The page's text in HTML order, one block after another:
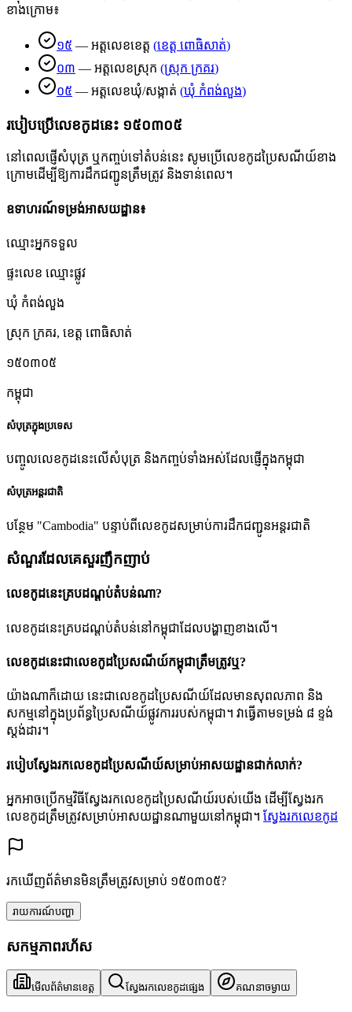
ខាងក្រោម៖
១៥ — អត្តលេខខេត្ត (ខេត្ត ពោធិសាត់)
០៣ — អត្តលេខស្រុក (ស្រុក ក្រគរ)
០៥ — អត្តលេខឃុំ/សង្កាត់ (ឃុំ កំពង់លួង)
របៀបប្រើលេខកូដនេះ ១៥០៣០៥
នៅពេលផ្ញើសំបុត្រ ឬកញ្ចប់ទៅតំបន់នេះ សូមប្រើលេខកូដប្រៃសណីយ៍ខាង
ក្រោមដើម្បីឱ្យការដឹកជញ្ជូនត្រឹមត្រូវ និងទាន់ពេល។
ឧទាហរណ៍ទម្រង់អាសយដ្ឋាន៖
ឈ្មោះអ្នកទទួល
ផ្ទះលេខ ឈ្មោះផ្លូវ
ឃុំ កំពង់លួង
ស្រុក ក្រគរ, ខេត្ត ពោធិសាត់
១៥០៣០៥
កម្ពុជា
សំបុត្រក្នុងប្រទេស
បញ្ចូលលេខកូដនេះលើសំបុត្រ និងកញ្ចប់ទាំងអស់ដែលផ្ញើក្នុងកម្ពុជា
សំបុត្រអន្តរជាតិ
បន្ថែម "Cambodia" បន្ទាប់ពីលេខកូដសម្រាប់ការដឹកជញ្ជូនអន្តរជាតិ
សំណួរដែលគេសួរញឹកញាប់
លេខកូដនេះគ្របដណ្តប់តំបន់ណា?
លេខកូដនេះគ្របដណ្តប់តំបន់នៅកម្ពុជាដែលបង្ហាញខាងលើ។
លេខកូដនេះជាលេខកូដប្រៃសណីយ៍កម្ពុជាត្រឹមត្រូវឬ?
យ៉ាងណាក៏ដោយ នេះជាលេខកូដប្រៃសណីយ៍ដែលមានសុពលភាព និង
សកម្មនៅក្នុងប្រព័ន្ធប្រៃសណីយ៍ផ្លូវការរបស់កម្ពុជា។ វាធ្វើតាមទម្រង់ ៨ ខ្ទង់
ស្តង់ដារ។
របៀបស្វែងរកលេខកូដប្រៃសណីយ៍សម្រាប់អាសយដ្ឋានជាក់លាក់?
អ្នកអាចប្រើកម្មវិធីស្វែងរកលេខកូដប្រៃសណីយ៍របស់យើង ដើម្បីស្វែងរក
លេខកូដត្រឹមត្រូវសម្រាប់អាសយដ្ឋានណាមួយនៅកម្ពុជា។ ស្វែងរកលេខកូដ
រកឃើញព័ត៌មានមិនត្រឹមត្រូវសម្រាប់ ១៥០៣០៥?
រាយការណ៍បញ្ហា
សកម្មភាពរហ័ស
មើលព័ត៌មានខេត្ត ស្វែងរកលេខកូដផ្សេង គណនាចម្ងាយ